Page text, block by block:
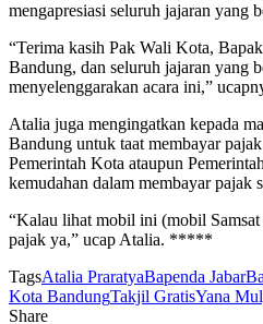
mengapresiasi seluruh jajaran yang
“Terima kasih Pak Wali Kota,
Bandung, dan seluruh jajaran yang
menyelenggarakan acara ini,”
Atalia juga mengingatkan kepada
Bandung untuk taat membayar
Pemerintah Kota ataupun
kemudahan dalam membayar pajak
“Kalau lihat mobil ini (mobil
pajak ya,” ucap Atalia. *****
TagsAtalia PraratyaBapenda Jabar
Kota BandungTakjil GratisYana
Share